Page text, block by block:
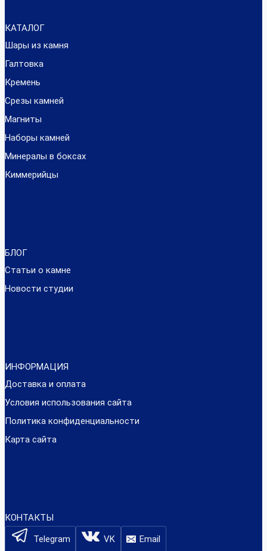
КАТАЛОГ
Шары из камня
Галтовка
Кремень
Срезы камней
Магниты
Наборы камней
Минералы в боксах
Киммерийцы
БЛОГ
Статьи о камне
Новости студии
ИНФОРМАЦИЯ
Доставка и оплата
Условия использования сайта
Политика конфиденциальности
Карта сайта
КОНТАКТЫ
Telegram VK Email